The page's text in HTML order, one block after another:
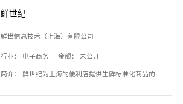
鲜世纪
鲜世信息技术（上海）有限公司
行业： 电子商务 金额： 未公开
简介： 鲜世纪为上海的便利店提供生鲜标准化商品的供应链服务，帮商家解决生鲜采购、运营问题，帮助商家销售。平台提供的商品覆盖果蔬肉类、常温与低温奶制品、冷冻食品、零食饮料、粮油副食、居家洗护等多个品类，上架SKU3000余个。公司建立了近万平方米的仓储场地和物流配送体系，为合作商家提供快速配送服务。